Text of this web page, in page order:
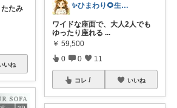
たたみ
いね
✨ひまわり🌻生活雑貨・純喫茶✨
ワイドな座面で、大人2人でも
ゆったり座れる ...
￥ 59,500
0 0 11
コレ いいね